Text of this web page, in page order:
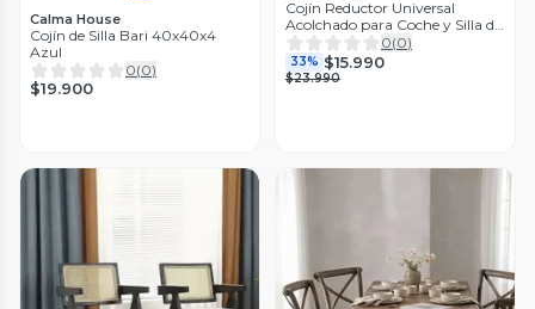
Calma House
Cojín de Silla Bari 40x40x4
Azul
0(0)
$19.900
Cojín Reductor Universal
Acolchado para Coche y Silla de
Auto A05
0(0)
33% $15.990
$23.990